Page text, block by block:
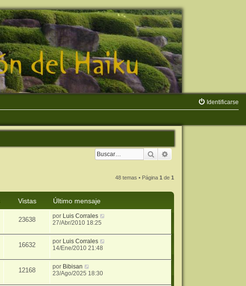
Identificarse
Buscar
48 temas • Página1 de1
Vistas
Último mensaje
23638 por Luis Corrales
27/Abr/2010 18:25
16632 por Luis Corrales
14/Ene/2010 21:48
12168 por Bibisan
23/Ago/2025 18:30